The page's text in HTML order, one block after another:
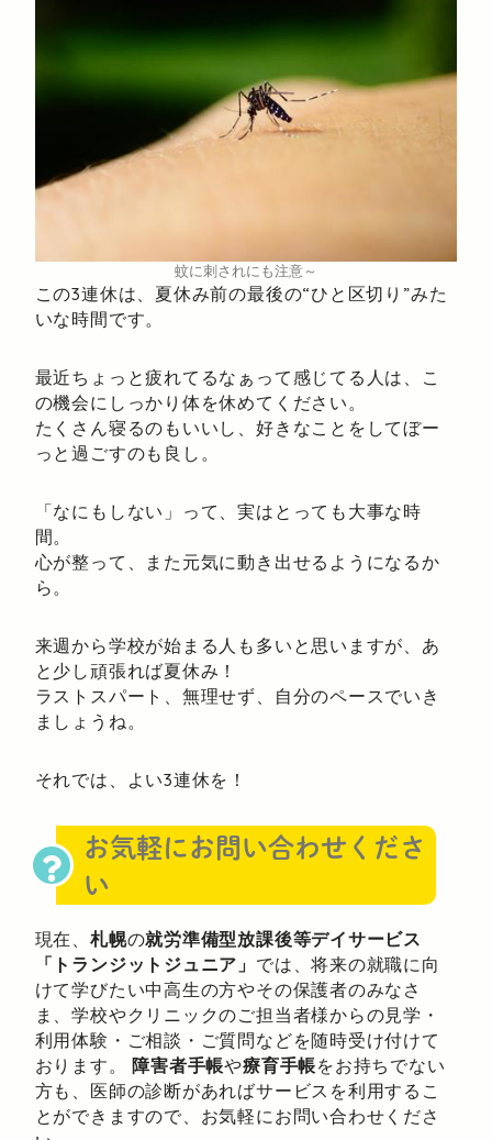
蚊に刺されにも注意～
この3連休は、夏休み前の最後の“ひと区切り”みた
いな時間です。
最近ちょっと疲れてるなぁって感じてる人は、こ
の機会にしっかり体を休めてください。
たくさん寝るのもいいし、好きなことをしてぼー
っと過ごすのも良し。
「なにもしない」って、実はとっても大事な時
間。
心が整って、また元気に動き出せるようになるか
ら。
来週から学校が始まる人も多いと思いますが、あ
と少し頑張れば夏休み！
ラストスパート、無理せず、自分のペースでいき
ましょうね。
それでは、よい3連休を！
お気軽にお問い合わせくださ
い
現在、 札幌の就労準備型放課後等デイサービス
「トランジットジュニア」 では、将来の就職に向
けて学びたい中高生の方やその保護者のみなさ
ま、学校やクリニックのご担当者様からの見学・
利用体験・ご相談・ご質問などを随時受け付けて
おります。障害者手帳や療育手帳をお持ちでない
方も、医師の診断があればサービスを利用するこ
とができますので、お気軽にお問い合わせくださ